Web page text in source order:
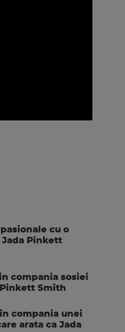
cu o
Pinkett
compania sosiei
Smith
compania unei
arata ca Jada